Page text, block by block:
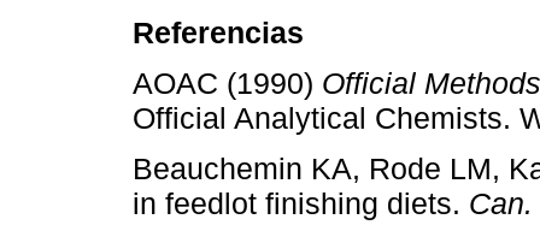
Referencias
AOAC (1990) Official
Official Analytical Chemists.
Beauchemin KA, Rode LM,
in feedlot finishing diets.